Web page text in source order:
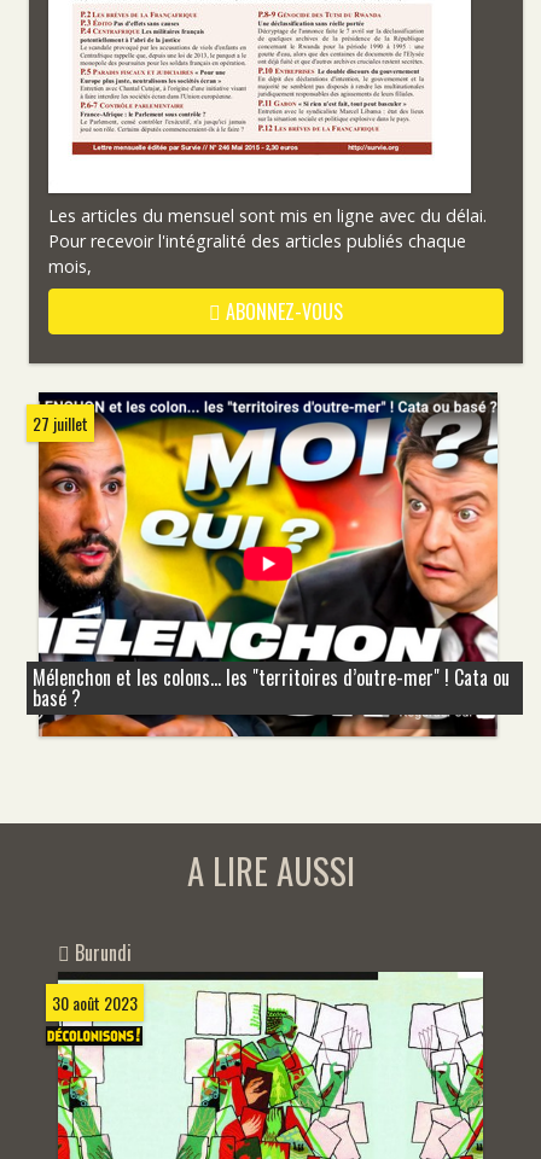
Les articles du mensuel sont mis en ligne avec du délai.
Pour recevoir l'intégralité des articles publiés chaque
mois,
ABONNEZ-VOUS
27 juillet
Mélenchon et les colons... les "territoires d’outre-mer" ! Cata ou
basé ?
A LIRE AUSSI
Burundi
30 août 2023